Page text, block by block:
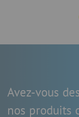
Avez-vous
nos produits